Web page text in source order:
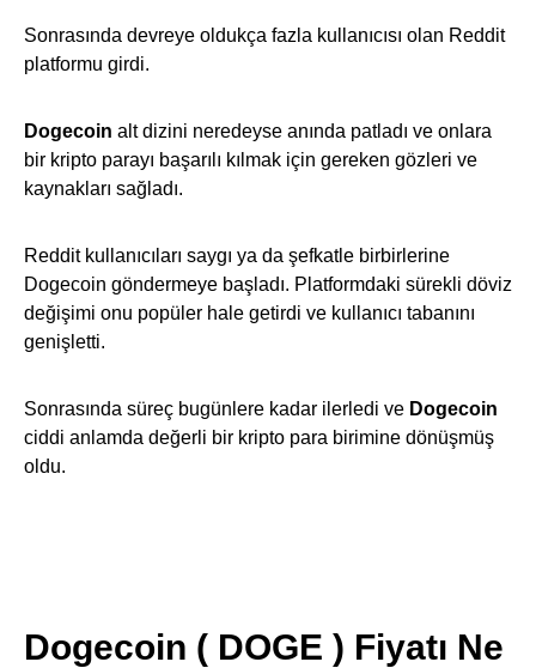
Sonrasında devreye oldukça fazla kullanıcısı olan Reddit
platformu girdi.
Dogecoin alt dizini neredeyse anında patladı ve onlara
bir kripto parayı başarılı kılmak için gereken gözleri ve
kaynakları sağladı.
Reddit kullanıcıları saygı ya da şefkatle birbirlerine
Dogecoin göndermeye başladı. Platformdaki sürekli döviz
değişimi onu popüler hale getirdi ve kullanıcı tabanını
genişletti.
Sonrasında süreç bugünlere kadar ilerledi ve Dogecoin
ciddi anlamda değerli bir kripto para birimine dönüşmüş
oldu.
Dogecoin ( DOGE ) Fiyatı Ne